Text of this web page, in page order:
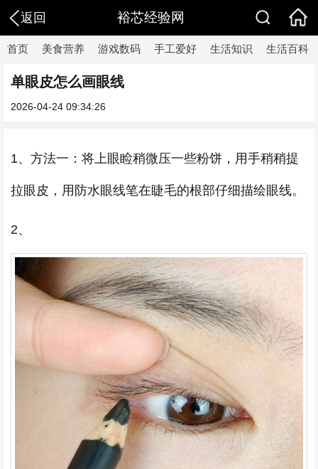
返回 裕芯经验网
首页 美食营养 游戏数码 手工爱好 生活知识 生活百科
单眼皮怎么画眼线
2026-04-24 09:34:26
1、方法一：将上眼睑稍微压一些粉饼，用手稍稍提
拉眼皮，用防水眼线笔在睫毛的根部仔细描绘眼线。
2、